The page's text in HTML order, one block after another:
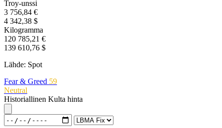
Troy-unssi
3 756,84 €
4 342,38 $
Kilogramma
120 785,21 €
139 610,76 $
Lähde: Spot
Fear & Greed 59
Neutral
Historiallinen Kulta hinta